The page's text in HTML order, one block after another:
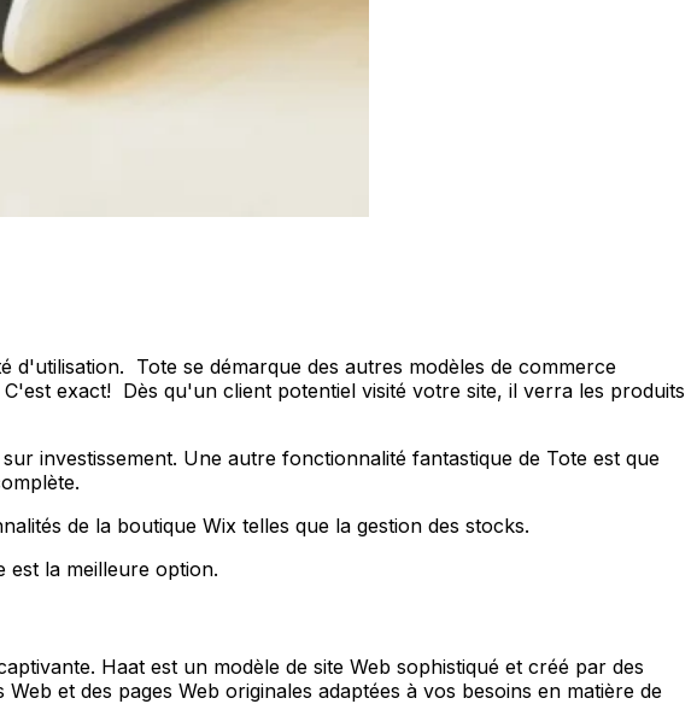
Tote se démarque des autres modèles de commerce
exact! Dès qu'un client potentiel visité votre site, il verra les produits
investissement. Une autre fonctionnalité fantastique de Tote est que
de la boutique Wix telles que la gestion des stocks.
est la meilleure option.
Haat est un modèle de site Web sophistiqué et créé par des
et des pages Web originales adaptées à vos besoins en matière de